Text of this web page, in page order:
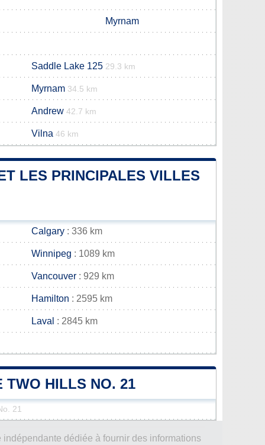
Myrnam
Saddle Lake 125 29.3 km
Myrnam 34.5 km
Andrew 42.7 km
Vilna 46 km
LES PRINCIPALES VILLES
Calgary : 336 km
Winnipeg : 1089 km
Vancouver : 929 km
Hamilton : 2595 km
Laval : 2845 km
TWO HILLS NO. 21
21
dédiée à fournir des informations